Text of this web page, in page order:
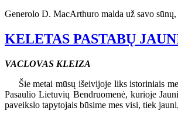
Generolo D. MacArthuro malda už savo
KELETAS PASTABŲ
VACLOVAS KLEIZA
Šie metai mūsų išeivijoje liks istoriniais
Pasaulio Lietuvių Bendruomenė, kurioje
paveikslo tapytojais būsime mes visi, tiek